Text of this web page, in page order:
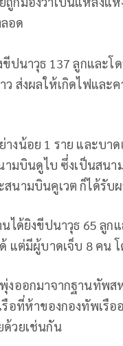
อด
ปนาวุธ 137 ลูกและโ
ว ส่งผลให้เกิดไฟและ
งน้อย 1 ราย และบา
มบินดูไบ ซึ่งเป็นสนา
นามบินคูเวต ก็ได้รับ
ได้ยิงขีปนาวุธ 65 ลูก
แต่มีผู้บาดเจ็บ 8 คน
งออกมาจากฐานทัพส
รือที่ห้าของกองทัพเรื
ด้วยเช่นกัน